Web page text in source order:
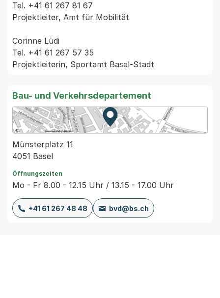
Tel. +41 61 267 81 67
Projektleiter, Amt für Mobilität
Corinne Lüdi
Tel. +41 61 267 57 35
Bau- und Verkehrsdepartement
Zur Karte von MapBS.
Externer Link, wird in einem
Münsterplatz 11
4051 Basel
Öffnungszeiten
Mo - Fr 8.00 - 12.15 Uhr / 13.15 - 17.00 Uhr
+41 61 267 48 48 bvd@bs.ch